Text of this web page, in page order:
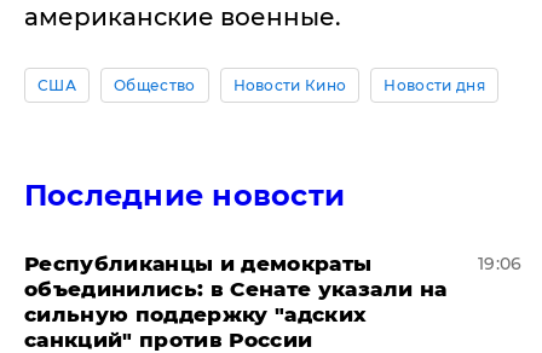
американские военные.
США Общество Новости Кино Новости дня
Последние новости
Республиканцы и демократы
объединились: в Сенате указали на
сильную поддержку "адских
санкций" против России
19:06